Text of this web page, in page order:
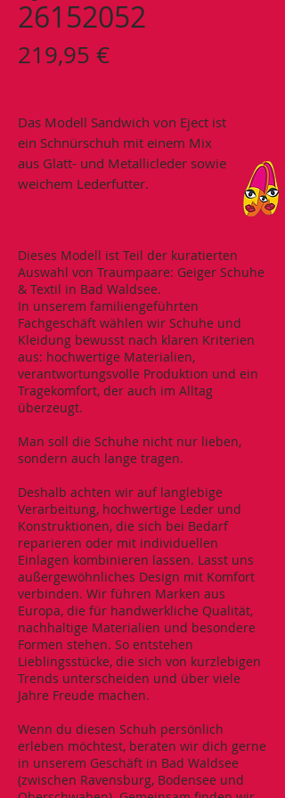
26152052
219,95 €Preis
Das Modell Sandwich von Eject ist
ein Schnürschuh mit einem Mix
aus Glatt- und Metallicleder sowie
weichem Lederfutter.
Dieses Modell ist Teil der kuratierten
Auswahl von Traumpaare: Geiger Schuhe
& Textil in Bad Waldsee.
In unserem familiengeführten
Fachgeschäft wählen wir Schuhe und
Kleidung bewusst nach klaren Kriterien
aus: hochwertige Materialien,
verantwortungsvolle Produktion und ein
Tragekomfort, der auch im Alltag
überzeugt.
Man soll die Schuhe nicht nur lieben,
sondern auch lange tragen.
Deshalb achten wir auf langlebige
Verarbeitung, hochwertige Leder und
Konstruktionen, die sich bei Bedarf
reparieren oder mit individuellen
Einlagen kombinieren lassen. Lasst uns
außergewöhnliches Design mit Komfort
verbinden. Wir führen Marken aus
Europa, die für handwerkliche Qualität,
nachhaltige Materialien und besondere
Formen stehen. So entstehen
Lieblingsstücke, die sich von kurzlebigen
Trends unterscheiden und über viele
Jahre Freude machen.
Wenn du diesen Schuh persönlich
erleben möchtest, beraten wir dich gerne
in unserem Geschäft in Bad Waldsee
(zwischen Ravensburg, Bodensee und